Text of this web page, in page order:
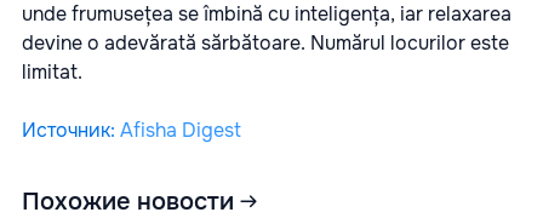
unde frumusețea se îmbină cu inteligența, iar relaxarea
devine o adevărată sărbătoare. Numărul locurilor este
limitat.
Источник: Afisha Digest
Похожие новости